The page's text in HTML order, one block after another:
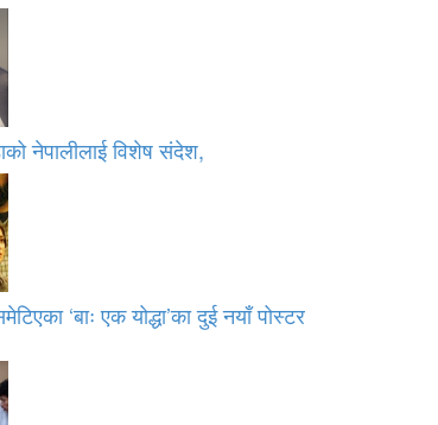
नेपालीलाई विशेष संदेश,
‘बाः एक योद्धा’का दुई नयाँ पोस्टर